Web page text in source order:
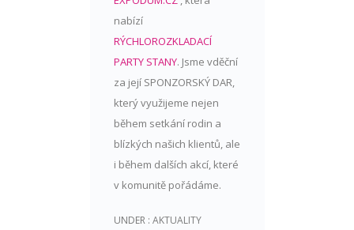
nabízí
RÝCHLOROZKLADACÍ
PARTY STANY. Jsme vděční
za její SPONZORSKÝ DAR,
který využijeme nejen
během setkání rodin a
blízkých našich klientů, ale
i během dalších akcí, které
v komunitě pořádáme.
UNDER : AKTUALITY